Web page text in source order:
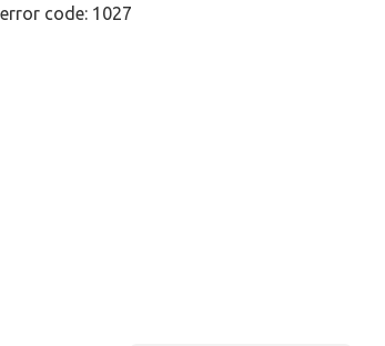
Skip
error code: 1027